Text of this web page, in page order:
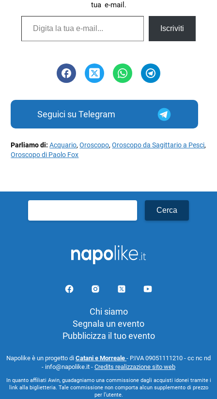
tua e-mail.
Digita la tua e-mail...
Iscriviti
Seguici su Telegram
Parliamo di:Acquario,Oroscopo,Oroscopo da Sagittario a Pesci,
Oroscopo di Paolo Fox
per:
Chi siamo
Segnala un evento
Pubblicizza il tuo evento
Napolike è un progetto di Catani e Morreale - P.IVA 09051111210 - cc nc nd
- info@napolike.it - Credits realizzazione sito web
In quanto affiliati Awin, guadagniamo una commissione dagli acquisti idonei tramite i
link alla biglietteria. Tale commissione non comporta alcun supplemento di prezzo
per l’utente.